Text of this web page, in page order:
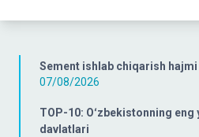
Sement ishlab chiqarish
07/08/2026
TOP-10: Oʻzbekistonning
davlatlari